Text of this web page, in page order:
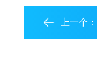
上一个：